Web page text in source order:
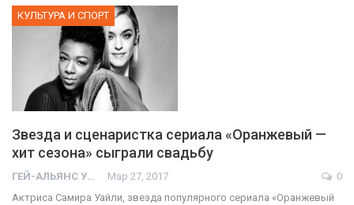
КУЛЬТУРА И СПОРТ
Звезда и сценаристка сериала «Оранжевый —
хит сезона» сыграли свадьбу
ГЕЙ-АЛЬЯНС УКРАИНА Мар 27, 2017
0
Актриса Самира Уайли, звезда популярного сериала «Оранжевый